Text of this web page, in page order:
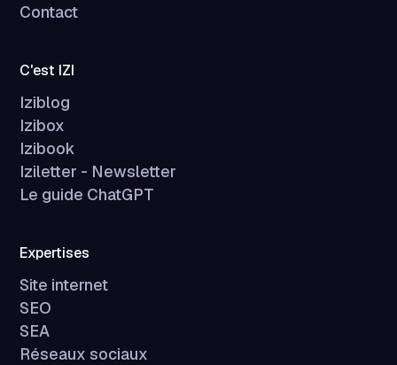
Contact
C'est IZI
Iziblog
Izibox
Izibook
Iziletter - Newsletter
Le guide ChatGPT
Expertises
Site internet
SEO
SEA
Réseaux sociaux